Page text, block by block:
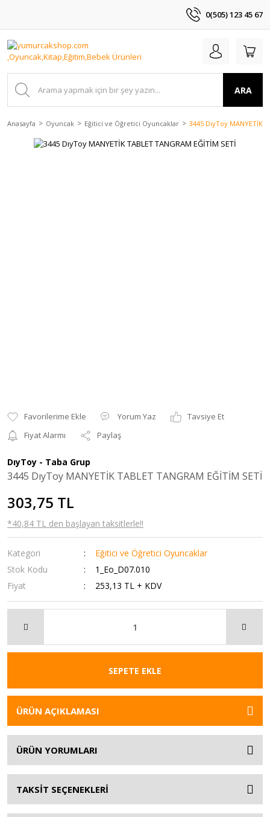
0(505) 123 45 67
ARA
Anasayfa Oyuncak Eğitici ve Öğretici Oyuncaklar 3445 DıyToy MANYETİK
Yorum Yaz
Tavsiye Et
Fiyat Alarmı
Paylaş
DıyToy - Taba Grup
3445 DıyToy MANYETİK TABLET TANGRAM EĞİTİM SETİ
303,75 TL
*40,84 TL den başlayan taksitlerle!!
Kategori
Eğitici ve Öğretici Oyuncaklar
Stok Kodu
1_Eo_D07.010
Fiyat
253,13 TL + KDV
SEPETE EKLE
ÜRÜN AÇIKLAMASI
ÜRÜN YORUMLARI
TAKSİT SEÇENEKLERİ